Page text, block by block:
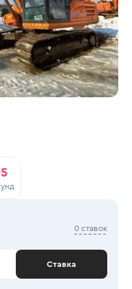
0 ставок
Ставка